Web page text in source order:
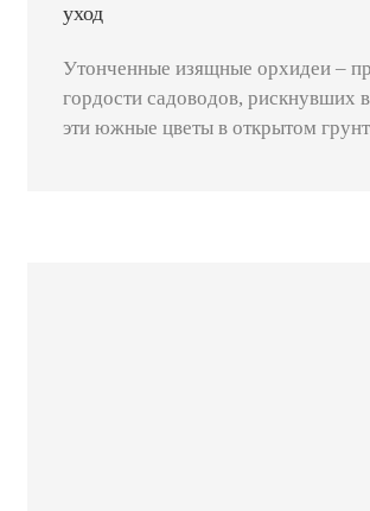
уход
Утонченные изящные орхидеи –
гордости садоводов, рискнувших
эти южные цветы в открытом